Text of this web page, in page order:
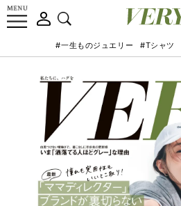
#一生ものジュエリー #Tシャツ